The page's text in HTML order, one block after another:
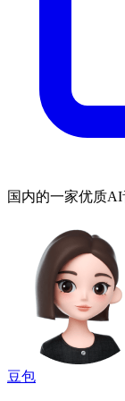
国内的一家优质
豆包